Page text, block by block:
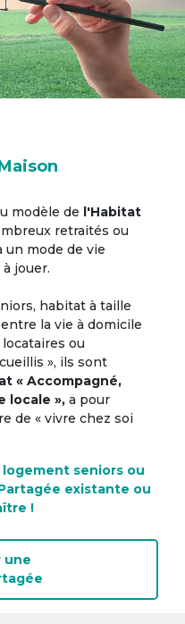
modèle de l'Habitat
retraités ou
mode de vie
jouer.
habitat à taille
la vie à domicile
locataires ou
», ils sont
« Accompagné,
locale », a pour
de « vivre chez soi
seniors ou
existante ou
!
une